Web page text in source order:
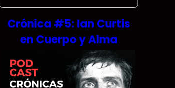
Crónica #5: Ian Curtis
en Cuerpo y Alma